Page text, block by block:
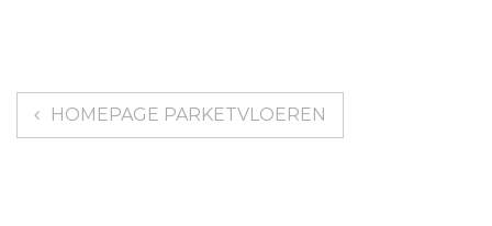
Berichtnavigatie
HOMEPAGE PARKETVLOEREN